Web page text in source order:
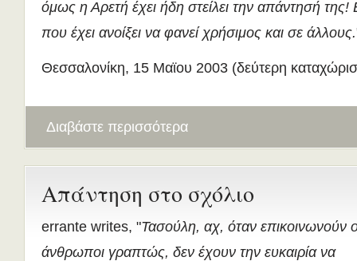
όμως η Αρετή έχει ήδη στείλει την απάντησή της!
που έχει ανοίξει να φανεί χρήσιμος και σε άλλους.
Θεσσαλονίκη, 15 Μαϊου 2003 (δεύτερη
Διαβάστε περισσότερα
Απάντηση στο σχόλιο
errante writes, "Τασούλη, αχ, όταν επικοινωνούν
άνθρωποι γραπτώς, δεν έχουν την ευκαιρία να